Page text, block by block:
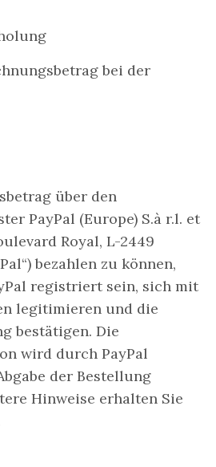
bei der
über den
PayPal (Europe) S.à r.l. et
Royal, L-2449
bezahlen zu können,
registriert sein, sich mit
legitimieren und die
bestätigen. Die
wird durch PayPal
der Bestellung
Hinweise erhalten Sie